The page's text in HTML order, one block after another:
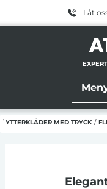
Låt
YTTERKLÄDER MED TRYCK /